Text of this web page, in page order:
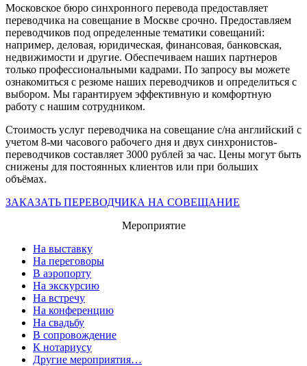
Московское бюро синхронного перевода предоставляет
переводчика на совещание в Москве срочно. Предоставляем
переводчиков под определенные тематики совещаний:
например, деловая, юридическая, финансовая, банковская,
недвижимости и другие. Обеспечиваем наших партнеров
только профессиональными кадрами. По запросу вы можете
ознакомиться с резюме наших переводчиков и определиться с
выбором. Мы гарантируем эффективную и комфортную
работу с нашим сотрудником.
Стоимость услуг переводчика на совещание с/на английский с
учетом 8-ми часового рабочего дня и двух синхронистов-
переводчиков составляет 3000 рублей за час. Цены могут быть
снижены для постоянных клиентов или при больших
объёмах.
ЗАКАЗАТЬ ПЕРЕВОДЧИКА НА СОВЕЩАНИЕ
Мероприятие
На выставку
На переговоры
В аэропорту
На экскурсию
На встречу
На конференцию
На свадьбу
В сопровождение
К нотариусу
Другие мероприятия…